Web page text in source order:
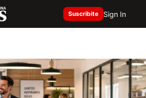
Suscribite Sign In